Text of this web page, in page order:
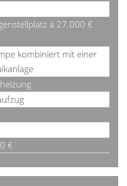
à 27.000 €
kombiniert mit einer
€